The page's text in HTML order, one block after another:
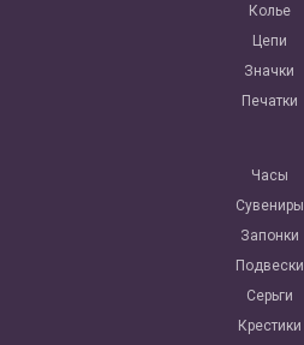
Колье
Цепи
Значки
Печатки
Часы
Сувениры
Запонки
Подвески
Серьги
Крестики